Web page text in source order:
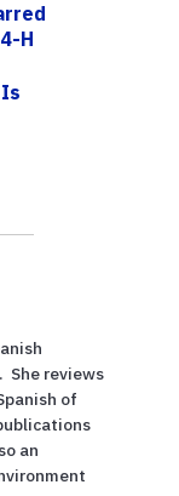
H
She reviews
of
an